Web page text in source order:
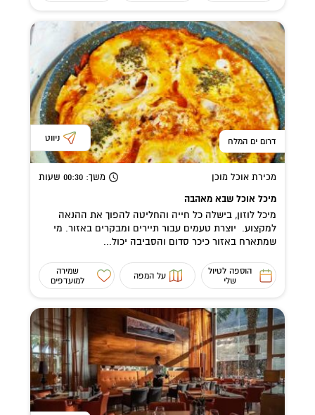
דרום ים המלח ניווט
מכירת אוכל מוכן משך: 00:30 שעות
מיכל אוכל שבא מאהבה
מיכל לוזון, בישלה כל חייה והחליטה להפוך את ההנאה
למקצוע. יוצרת טעמים עבור תיירים ומבקרים באזור. מי
שמתארח באזור כיכר סדום והסביבה יכול...
הוספה לטיול
שלי
על המפה
שמירה
למועדפים